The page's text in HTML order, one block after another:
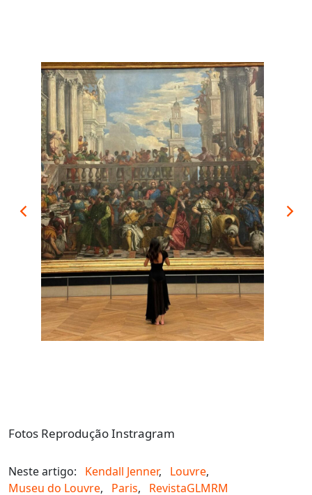
Fotos Reprodução Instragram
Neste artigo: Kendall Jenner, Louvre,
Museu do Louvre, Paris, RevistaGLMRM